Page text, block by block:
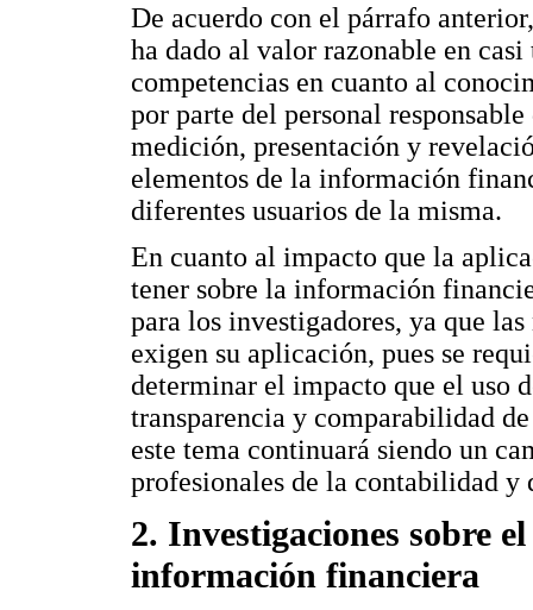
De acuerdo con el párrafo
ha dado al valor razonable en casi
competencias en cuanto al
por parte del personal
medición, presentación y
elementos de la información
diferentes usuarios de la misma.
En cuanto al impacto que la
tener sobre la información
para los investigadores, ya que
exigen su aplicación, pues se
determinar el impacto que el uso
transparencia y comparabilidad
este tema continuará siendo un
profesionales de la contabilidad y
2. Investigaciones sobre
información financiera